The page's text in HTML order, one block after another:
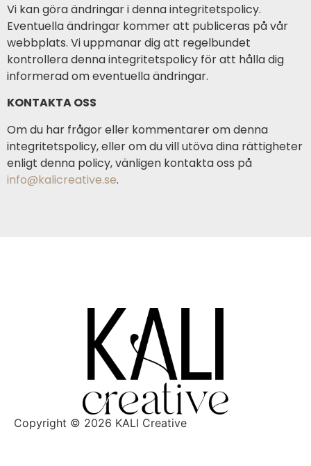
Vi kan göra ändringar i denna integritetspolicy.
Eventuella ändringar kommer att publiceras på vår
webbplats. Vi uppmanar dig att regelbundet
kontrollera denna integritetspolicy för att hålla dig
informerad om eventuella ändringar.
KONTAKTA OSS
Om du har frågor eller kommentarer om denna
integritetspolicy, eller om du vill utöva dina rättigheter
enligt denna policy, vänligen kontakta oss på
info@kalicreative.se.
Copyright © 2026 KALI Creative